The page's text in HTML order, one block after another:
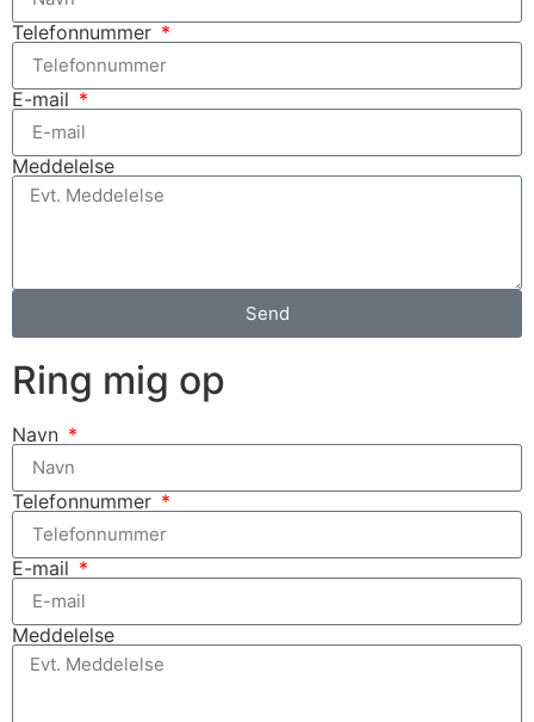
Telefonnummer
E-mail
Meddelelse
Send
Ring mig op
Navn
Telefonnummer
E-mail
Meddelelse